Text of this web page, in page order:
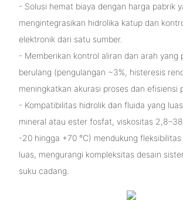
- Solusi hemat biaya dengan harga pabrik
mengintegrasikan hidrolika katup dan
elektronik dari satu sumber.
- Memberikan kontrol aliran dan arah yang
berulang (pengulangan ~3%, histeresis
meningkatkan akurasi proses dan efisiensi
- Kompatibilitas hidrolik dan fluida yang
mineral atau ester fosfat, viskositas
-20 hingga +70 °C) mendukung fleksibilitas
luas, mengurangi kompleksitas desain
suku cadang.